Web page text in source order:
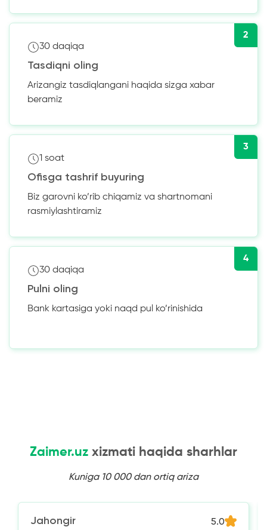
2
30 daqiqa
Tasdiqni oling
Arizangiz tasdiqlangani haqida sizga xabar
beramiz
3
1 soat
Ofisga tashrif buyuring
Biz garovni ko’rib chiqamiz va shartnomani
rasmiylashtiramiz
4
30 daqiqa
Pulni oling
Bank kartasiga yoki naqd pul ko’rinishida
Zaimer.uz xizmati haqida sharhlar
Kuniga 10 000 dan ortiq ariza
Jahongir 5.0